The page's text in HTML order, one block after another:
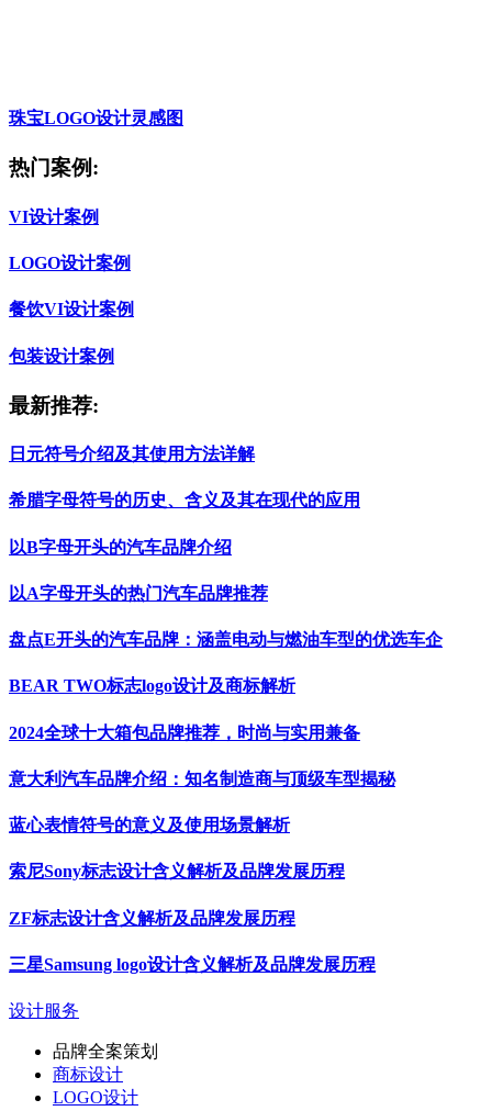
珠宝LOGO设计灵感图
热门案例:
VI设计案例
LOGO设计案例
餐饮VI设计案例
包装设计案例
最新推荐:
日元符号介绍及其使用方法详解
希腊字母符号的历史、含义及其在现代的应用
以B字母开头的汽车品牌介绍
以A字母开头的热门汽车品牌推荐
盘点E开头的汽车品牌：涵盖电动与燃油车型的优选车企
BEAR TWO标志logo设计及商标解析
2024全球十大箱包品牌推荐，时尚与实用兼备
意大利汽车品牌介绍：知名制造商与顶级车型揭秘
蓝心表情符号的意义及使用场景解析
索尼Sony标志设计含义解析及品牌发展历程
ZF标志设计含义解析及品牌发展历程
三星Samsung logo设计含义解析及品牌发展历程
设计服务
品牌全案策划
商标设计
LOGO设计